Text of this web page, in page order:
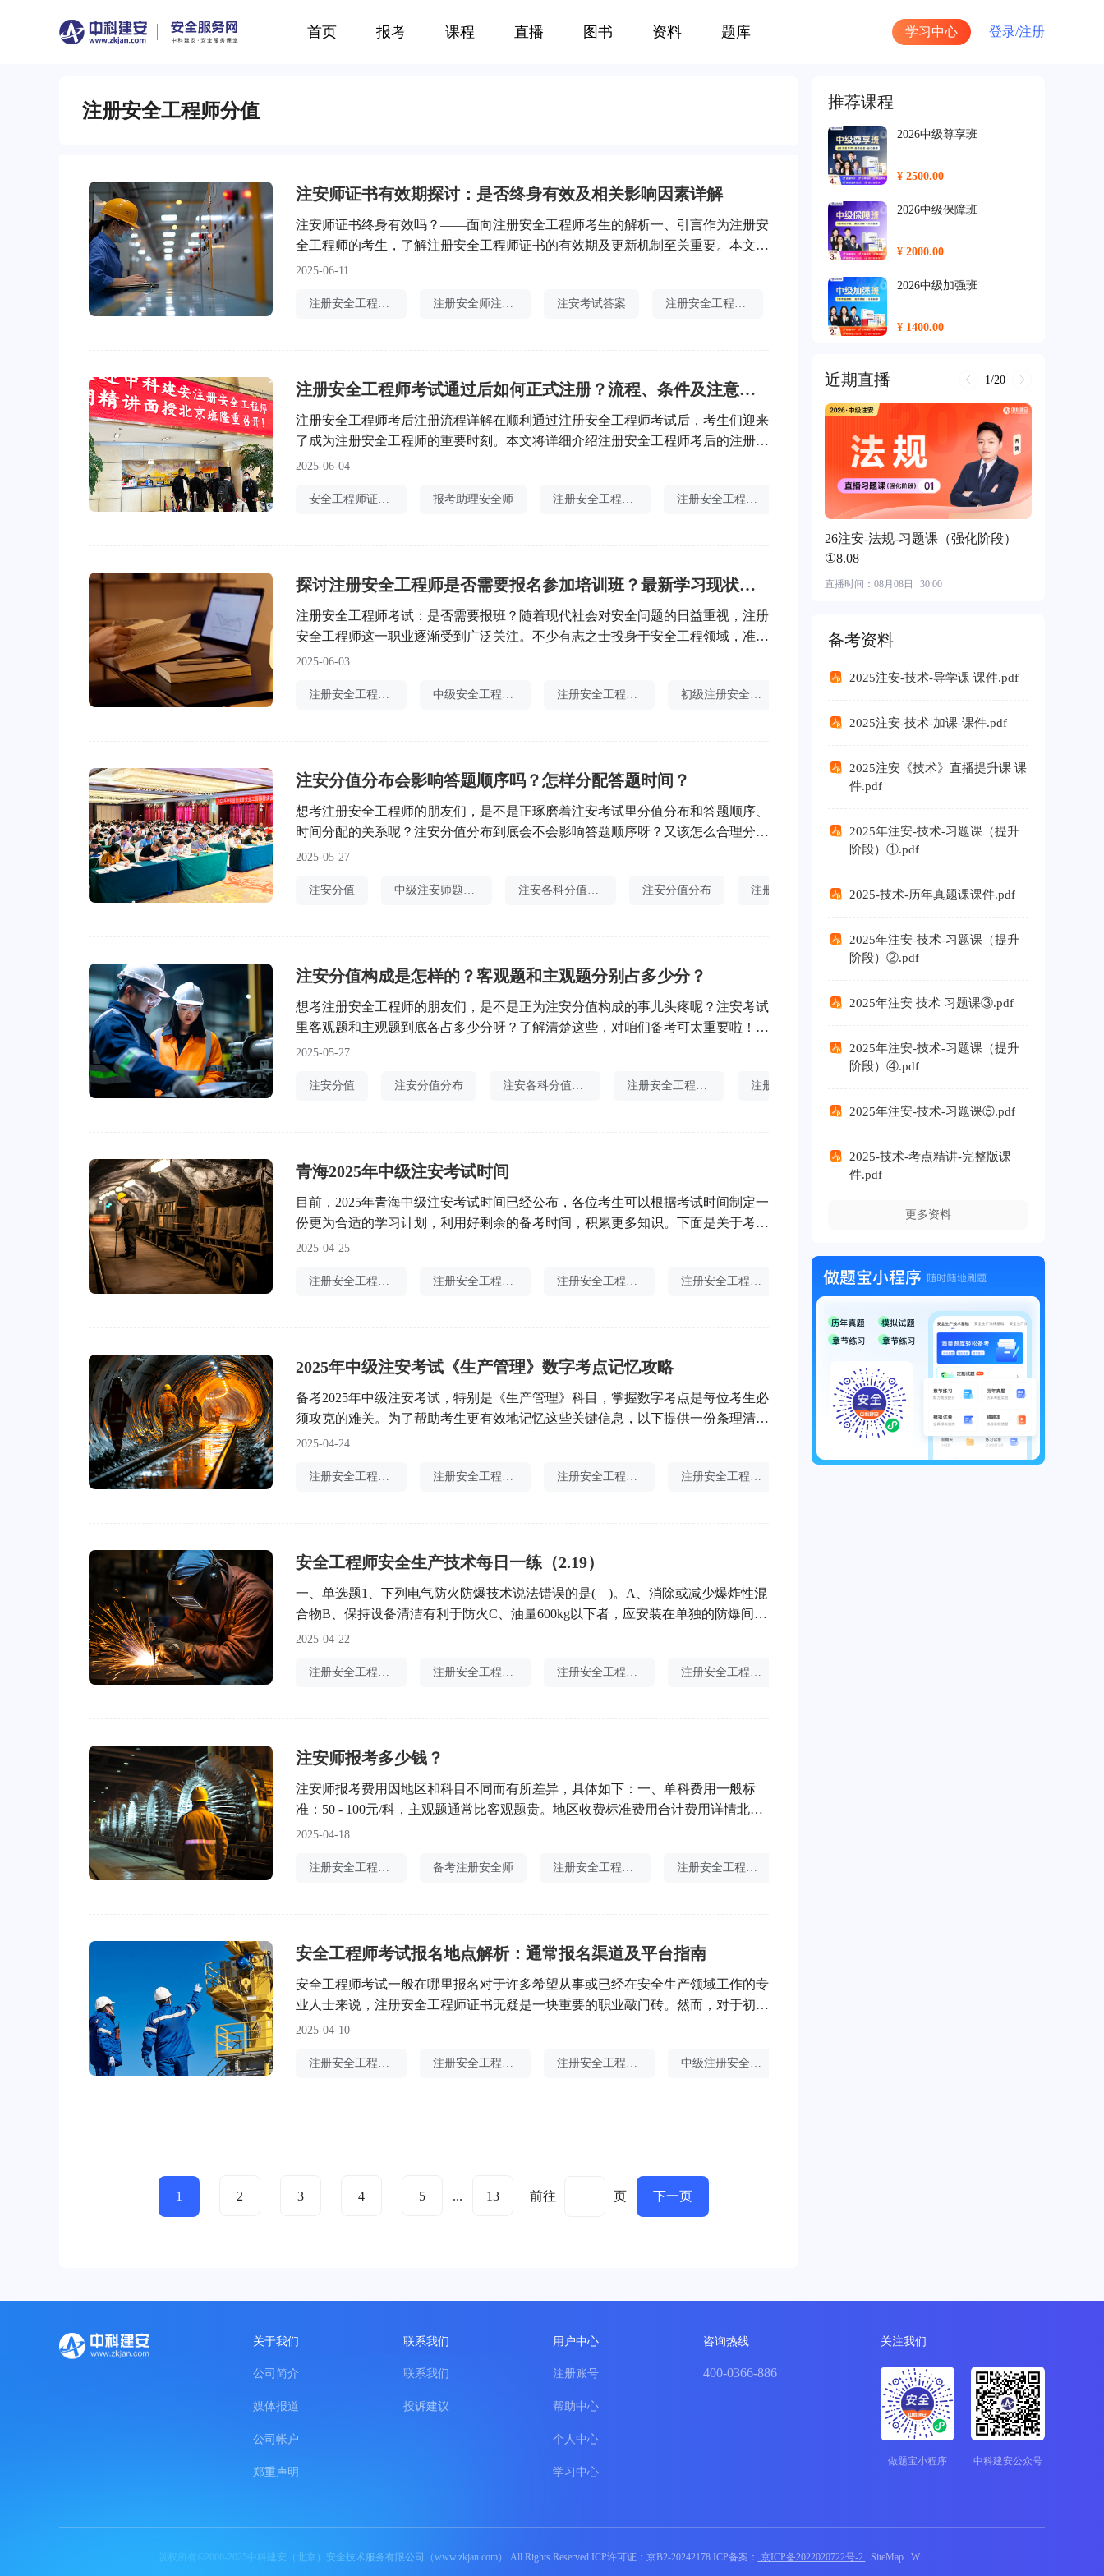
首页 报考 课程 直播 图书 资料 题库 学习中心 登录/注册
注册安全工程师分值
注安师证书有效期探讨：是否终身有效及相关影响因素详解
注安师证书终身有效吗？——面向注册安全工程师考生的解析一、引言作为注册安
全工程师的考生，了解注册安全工程师证书的有效期及更新机制至关重要。本文将
围绕“注安师证书是否终身有效”这一主题，为考生们进行详细解析，帮助大家更好
格认证，证明持有人在安全工程领域具备一定的专业知识和能力。与其他职业资
2025-06-11
注册安全工程师报考 注册安全师注册报考 注安考试答案 注册安全工程师分值 注册高级安全师
注册安全工程师考试通过后如何正式注册？流程、条件及注意事项详解。
注册安全工程师考后注册流程详解在顺利通过注册安全工程师考试后，考生们迎来
了成为注册安全工程师的重要时刻。本文将详细介绍注册安全工程师考后的注册流
程，帮助新晋工程师们顺利完成注册手续，顺利走上职业道路。一、了解注册安全
是我国安全生产领域的重要专业职称，旨在提高安全生产管理水平，保障人民群众
2025-06-04
安全工程师证含金量高吗 报考助理安全师 注册安全工程师分值 注册安全工程师怎么领证 注册安全师注册网站 注册安全工程师考试
探讨注册安全工程师是否需要报名参加培训班？最新学习现状与行业要求解析。
注册安全工程师考试：是否需要报班？随着现代社会对安全问题的日益重视，注册
安全工程师这一职业逐渐受到广泛关注。不少有志之士投身于安全工程领域，准备
参加注册安全工程师考试。而在备考过程中，许多考生面临一个问题：是否需要报
全工程师考试是为了评价个体在安全管理、技术、环境等方面的专业知识与能力的
2025-06-03
注册安全工程师怎么退款 中级安全工程师书 注册安全工程师代报名 初级注册安全工程师考试时间
注安分值分布会影响答题顺序吗？怎样分配答题时间？
想考注册安全工程师的朋友们，是不是正琢磨着注安考试里分值分布和答题顺序、
时间分配的关系呢？注安分值分布到底会不会影响答题顺序呀？又该怎么合理分配
答题时间呢？别急，今天咱就来好好唠唠这事儿，让你在考场上心里有谱，答题不
2025-05-27
注安分值 中级注安师题型和分值是多少 注安各科分值分布 注安分值分布 注册安全工程师分值
注安分值构成是怎样的？客观题和主观题分别占多少分？
想考注册安全工程师的朋友们，是不是正为注安分值构成的事儿头疼呢？注安考试
里客观题和主观题到底各占多少分呀？了解清楚这些，对咱们备考可太重要啦！今
天咱就来好好唠唠注安分值构成，让你心里有底，备考不慌。
2025-05-27
注安分值 注安分值分布 注安各科分值分布 注册安全工程师各章节分值
青海2025年中级注安考试时间
目前，2025年青海中级注安考试时间已经公布，各位考生可以根据考试时间制定一
份更为合适的学习计划，利用好剩余的备考时间，积累更多知识。下面是关于考试
时间的内容，一起来看吧！ 2025年中级注安考试时间 从中国人事考试网发布的
事项的通知》获悉，2025年中级注安考试时间已确定为10月2
2025-04-25
注册安全工程师分值 注册安全工程师学费 注册安全工程师照片 注册安全工程师书籍 注册安全工程师简章 注安备考
2025年中级注安考试《生产管理》数字考点记忆攻略
备考2025年中级注安考试，特别是《生产管理》科目，掌握数字考点是每位考生必
须攻克的难关。为了帮助考生更有效地记忆这些关键信息，以下提供一份条理清晰
的记忆攻略。开始，从《生产管理》科目的数字考点入手，可以分为几个主要板块
生需要牢记不同等级的划分、定级流程（自评、申请、评审、公示、公告）、期限
2025-04-24
注册安全工程师分值 注册安全工程师逾期 注册安全工程师考试过关率 注册安全工程师证
安全工程师安全生产技术每日一练（2.19）
一、单选题1、下列电气防火防爆技术说法错误的是( )。A、消除或减少爆炸性混
合物B、保持设备清洁有利于防火C、油量600kg以下者，应安装在单独的防爆间隔
内D、采用TN -S系统，并装设双极开关同时操作相线和中性线【正确答案】
独的防爆间隔内。
2025-04-22
注册安全工程师主页在哪 注册安全工程师逾期注册 注册安全工程师分值 注册安全工程师资源共享
注安师报考多少钱？
注安师报考费用因地区和科目不同而有所差异，具体如下：一、单科费用一般标
准：50 - 100元/科，主观题通常比客观题贵。地区收费标准费用合计费用详情北京
客观题科目收费标准为每人每科 56 元，主观题科目收费标准为每人每科 64 元。
元查看详情>>上海报考费每人10元，考务费每科目50元。210元查看详情>>江苏每
2025-04-18
注册安全工程师分值 备考注册安全师 注册安全工程师预审流程 注册安全工程师煤矿
安全工程师考试报名地点解析：通常报名渠道及平台指南
安全工程师考试一般在哪里报名对于许多希望从事或已经在安全生产领域工作的专
业人士来说，注册安全工程师证书无疑是一块重要的职业敲门砖。然而，对于初次
报考的考生来说，如何报名、在哪里报名往往成为他们面临的首要问题。本文将详
安全工程师考试的报名工作主要通过网络进行，考生需登录中国人事考试网（ww
2025-04-10
注册安全工程师有补考吗 注册安全工程师分值 注册安全工程师要求时间 中级注册安全工程师注册
1 2 3 4 5 ... 13 前往 页 下一页
推荐课程
2026中级尊享班
¥ 2500.00
2026中级保障班
¥ 2000.00
2026中级加强班
¥ 1400.00
¥ 550.00
近期直播 1/20
26注安-法规-习题课（强化阶段）
①8.08
直播时间： 08月08日 30:00
备考资料
2025注安-技术-导学课 课件.pdf
2025注安-技术-加课-课件.pdf
2025注安《技术》直播提升课 课
件.pdf
2025年注安-技术-习题课（提升
阶段）①.pdf
2025-技术-历年真题课课件.pdf
2025年注安-技术-习题课（提升
阶段）②.pdf
2025年注安 技术 习题课③.pdf
2025年注安-技术-习题课（提升
阶段）④.pdf
2025年注安-技术-习题课⑤.pdf
2025-技术-考点精讲-完整版课
件.pdf
更多资料
关于我们
公司简介
媒体报道
公司帐户
郑重声明
联系我们
联系我们
投诉建议
用户中心
注册账号
帮助中心
个人中心
学习中心
咨询热线
400-0366-886
关注我们
做题宝小程序 中科建安公众号
版权所有©2006-2025中科建安（北京）安全技术服务有限公司（www.zkjan.com） All Rights Reserved ICP许可证：京B2-20242178 ICP备案： 京ICP备2022020722号-2 SiteMap W